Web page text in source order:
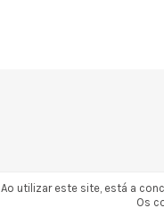
Ao utilizar este site, está a
Os